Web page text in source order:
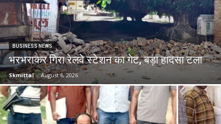
BUSINESS NEWS
भरभराकर गिरा रेलवे स्टेशन का गेट, बड़ा हादसा टला
Skmittal - August 6, 2026